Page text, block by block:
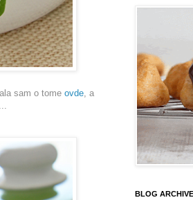
sam o tome ovde, a
...
BLOG ARCHIVE